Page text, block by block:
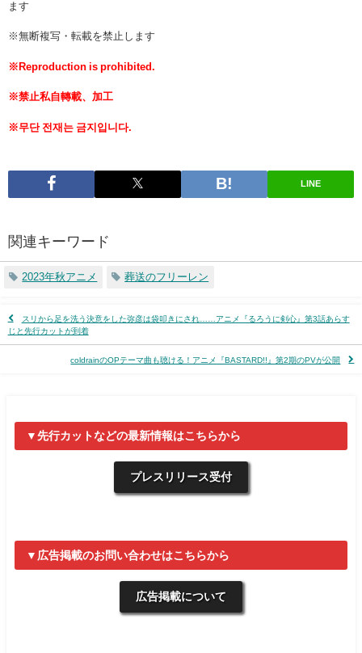
ます
※無断複写・転載を禁止します
※Reproduction is prohibited.
※禁止私自轉載、加工
※무단 전재는 금지입니다.
LINE
関連キーワード
2023年秋アニメ 葬送のフリーレン
スリから足を洗う決意をした弥彦は袋叩きにされ……アニメ『るろうに剣心』第3話あらす
じと先行カットが到着
coldrainのOPテーマ曲も聴ける！アニメ『BASTARD!!』第2期のPVが公開
▼先行カットなどの最新情報はこちらから
プレスリリース受付
▼広告掲載のお問い合わせはこちらから
広告掲載について